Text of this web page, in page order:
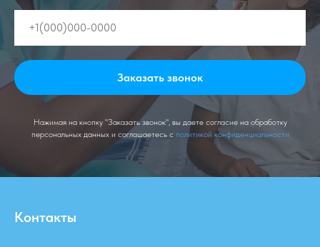
Заказать звонок
Нажимая на кнопку "Заказать звонок", вы даете согласие на обработку
персональных данных и соглашаетесь c политикой конфиденциальности
Контакты